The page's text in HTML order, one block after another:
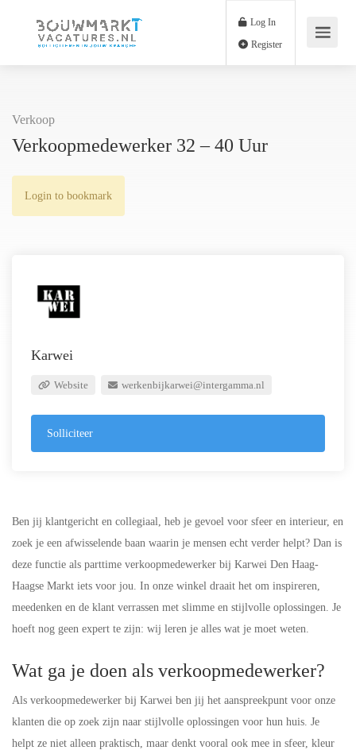
Log In
Verkoop
Verkoopmedewerker 32 – 40 Uur
Login to bookmark
Karwei
Website werkenbijkarwei@intergamma.nl
Solliciteer
Ben jij klantgericht en collegiaal, heb je gevoel voor sfeer en interieur, en
zoek je een afwisselende baan waarin je mensen echt verder helpt? Dan is
deze functie als parttime verkoopmedewerker bij Karwei Den Haag-
Haagse Markt iets voor jou. In onze winkel draait het om inspireren,
meedenken en de klant verrassen met slimme en stijlvolle oplossingen. Je
hoeft nog geen expert te zijn: wij leren je alles wat je moet weten.
Wat ga je doen als verkoopmedewerker?
Als verkoopmedewerker bij Karwei ben jij het aanspreekpunt voor onze
klanten die op zoek zijn naar stijlvolle oplossingen voor hun huis. Je
helpt ze niet alleen praktisch, maar denkt vooral ook mee in sfeer, kleur